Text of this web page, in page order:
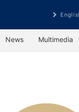
News Multimedia